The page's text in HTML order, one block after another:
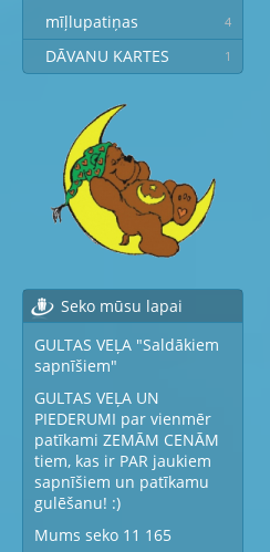
mīļlupatiņas
4
DĀVANU KARTES 1
Seko mūsu lapai
GULTAS VEĻA "Saldākiem
sapnīšiem"
GULTAS VEĻA UN
PIEDERUMI par vienmēr
patīkami ZEMĀM CENĀM
tiem, kas ir PAR jaukiem
sapnīšiem un patīkamu
gulēšanu! :)
Mums seko 11 165